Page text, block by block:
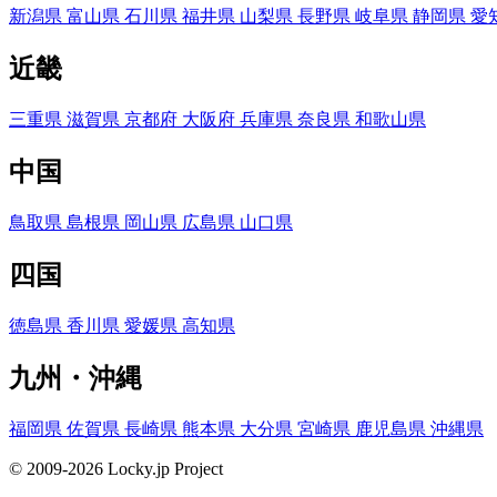
新潟県 富山県 石川県 福井県 山梨県 長野県 岐阜県 静岡県 愛
近畿
三重県 滋賀県 京都府 大阪府 兵庫県 奈良県 和歌山県
中国
鳥取県 島根県 岡山県 広島県 山口県
四国
徳島県 香川県 愛媛県 高知県
九州・沖縄
福岡県 佐賀県 長崎県 熊本県 大分県 宮崎県 鹿児島県 沖縄県
© 2009-2026 Locky.jp Project